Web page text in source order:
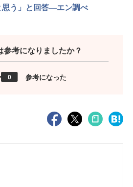
う」と回答—エン調べ
参考になりましたか？
0 参考になった